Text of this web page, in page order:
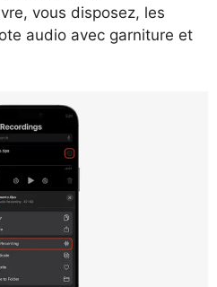
vous disposez, les
audio avec garniture et